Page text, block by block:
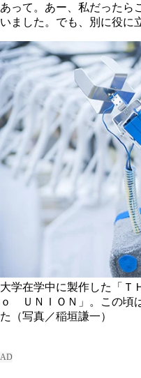
あって。あー、私だったら
いました。でも、別に役に
大学在学中に製作した「
ｏ ＵＮＩＯＮ」。この頃
た（写真／稲垣謙一）